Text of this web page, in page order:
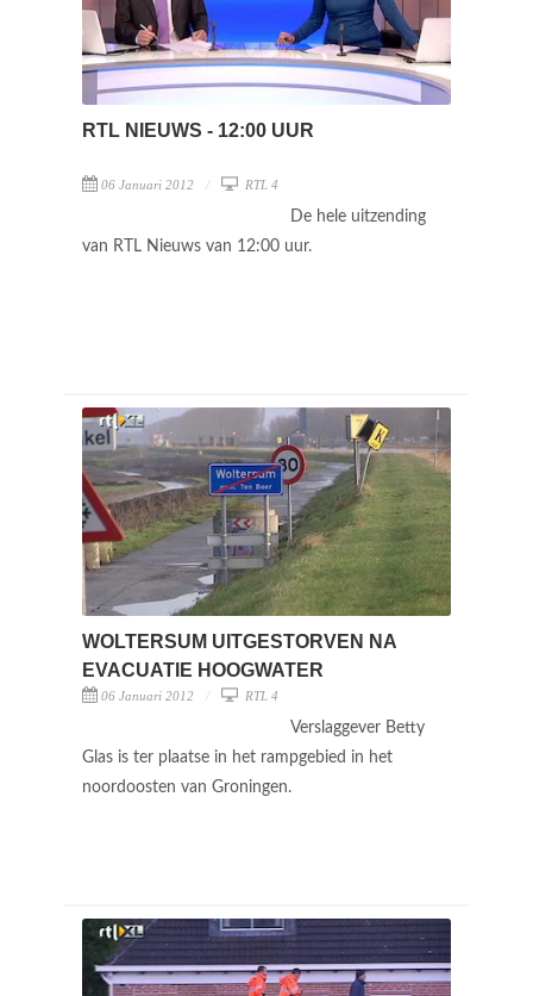
RTL NIEUWS - 12:00 UUR
06 Januari 2012 RTL 4
De hele uitzending
van RTL Nieuws van 12:00 uur.
WOLTERSUM UITGESTORVEN NA
EVACUATIE HOOGWATER
06 Januari 2012 RTL 4
Verslaggever Betty
Glas is ter plaatse in het rampgebied in het
noordoosten van Groningen.